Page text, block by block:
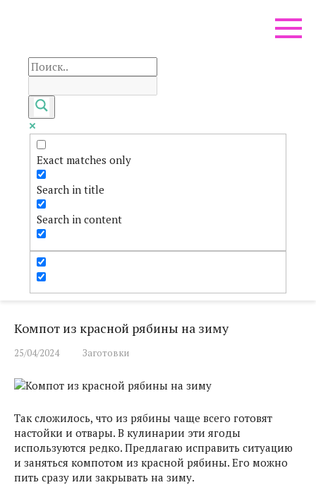
Exact matches only
Search in title
Search in content
Компот из красной рябины на зиму
25/04/2024 Заготовки
Так сложилось, что из рябины чаще всего готовят
настойки и отвары. В кулинарии эти ягоды
используются редко. Предлагаю исправить ситуацию
и заняться компотом из красной рябины. Его можно
пить сразу или закрывать на зиму.